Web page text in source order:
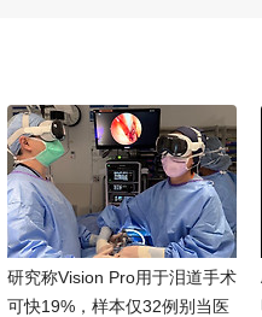
研究称Vision Pro用于泪道手术
可快19%，样本仅32例别当医